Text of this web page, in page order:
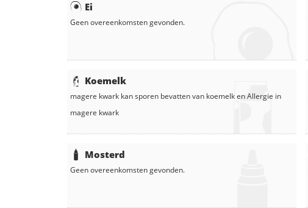
Ei
Geen overeenkomsten gevonden.
Koemelk
magere kwark kan sporen bevatten van koemelk enAllergie in
magere kwark
Mosterd
Geen overeenkomsten gevonden.